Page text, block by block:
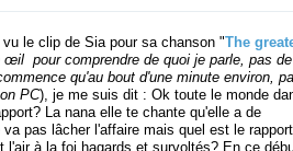
le clip de Sia pour sa chanson "The
pour comprendre de quoi je parle, pas de
qu'au bout d'une minute environ,
PC), je me suis dit : Ok toute le monde
La nana elle te chante qu'elle a de
va pas lâcher l'affaire mais quel est le rapport
l'air à la foi hagards et survoltés? En ce